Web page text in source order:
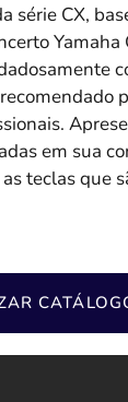
série CX,
Yamaha
em sua
teclas que